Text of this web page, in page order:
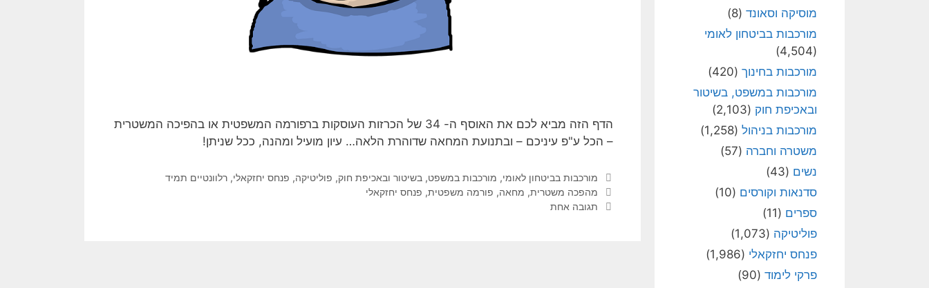
הדף הזה מביא לכם את האוסף ה- 34 של הכרזות העוסקות ברפורמה המשפטית או בהפיכה המשטרית
– הכל ע"פ עיניכם – ובתנועת המחאה שדוהרת הלאה… עיון מועיל ומהנה, ככל שניתן!
קטגוריות
מורכבות בביטחון לאומי, מורכבות במשפט, בשיטור ובאכיפת חוק, פוליטיקה, פנחס יחזקאלי, רלוונטיים תמיד
תגיות
מהפכה משטרית, מחאה, פורמה משפטית, פנחס יחזקאלי
תגובה אחת
מוסיקה וסאונד (8)
מורכבות בביטחון לאומי
(4,504)
מורכבות בחינוך (420)
מורכבות במשפט, בשיטור
ובאכיפת חוק (2,103)
מורכבות בניהול (1,258)
משטרה וחברה (57)
נשים (43)
סדנאות וקורסים (10)
ספרים (11)
פוליטיקה (1,073)
פנחס יחזקאלי (1,986)
פרקי לימוד (90)